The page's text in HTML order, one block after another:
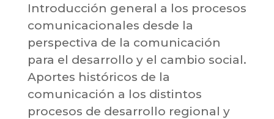
Introducción general a los procesos
comunicacionales desde la
perspectiva de la comunicación
para el desarrollo y el cambio social.
Aportes históricos de la
comunicación a los distintos
procesos de desarrollo regional y